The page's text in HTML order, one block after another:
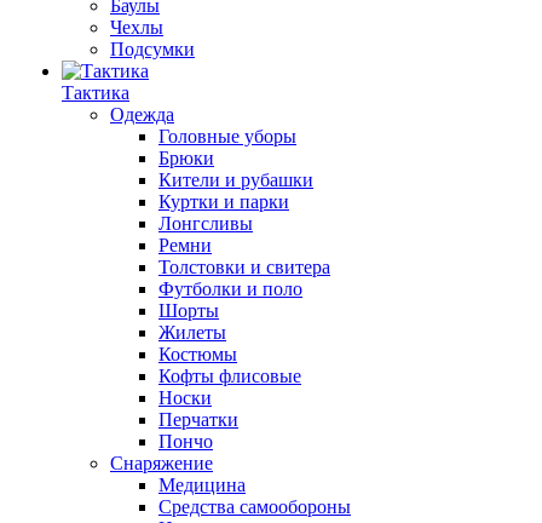
Баулы
Чехлы
Подсумки
Тактика
Одежда
Головные уборы
Брюки
Кители и рубашки
Куртки и парки
Лонгсливы
Ремни
Толстовки и свитера
Футболки и поло
Шорты
Жилеты
Костюмы
Кофты флисовые
Носки
Перчатки
Пончо
Снаряжение
Медицина
Средства самообороны